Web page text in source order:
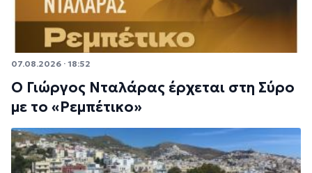
07.08.2026 · 18:52
Ο Γιώργος Νταλάρας έρχεται στη Σύρο
με το «Ρεμπέτικο»